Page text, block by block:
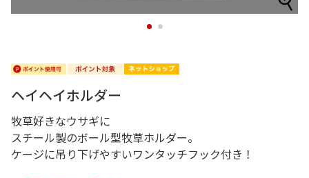
1 2
ヘイヘイホルダー
牧草好きなウサギに
スチール製のボール型牧草ホルダー。
ケージに吊り下げやすいワンタッチフック付き！